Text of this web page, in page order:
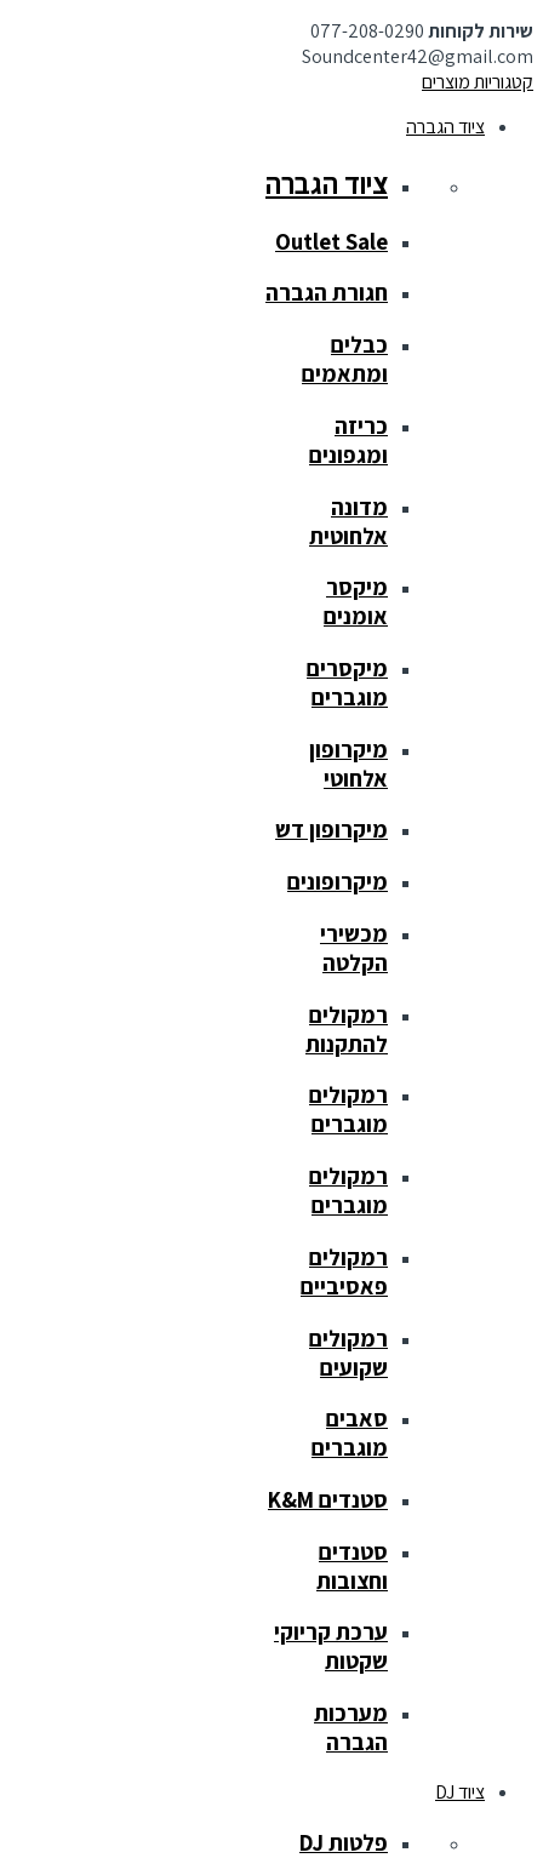
שירות לקוחות077-208-0290
Soundcenter42@gmail.com
קטגוריות מוצרים
ציוד הגברה
ציוד הגברה
Outlet Sale
חגורת הגברה
כבלים
ומתאמים
כריזה
ומגפונים
מדונה
אלחוטית
מיקסר
אומנים
מיקסרים
מוגברים
מיקרופון
אלחוטי
מיקרופון דש
מיקרופונים
מכשירי
הקלטה
רמקולים
להתקנות
רמקולים
מוגברים
רמקולים
מוגברים
רמקולים
פאסיביים
רמקולים
שקועים
סאבים
מוגברים
סטנדים K&M
סטנדים
וחצובות
ערכת קריוקי
שקטות
מערכות
הגברה
ציוד DJ
פלטות DJ